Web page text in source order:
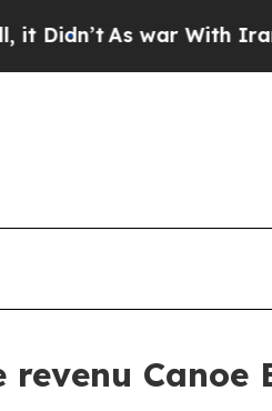
As war With Iran Drove
revenu